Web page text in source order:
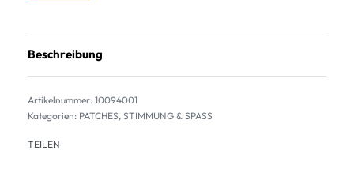
Beschreibung
10094001
Kategorien: PATCHES, STIMMUNG & SPASS
TEILEN